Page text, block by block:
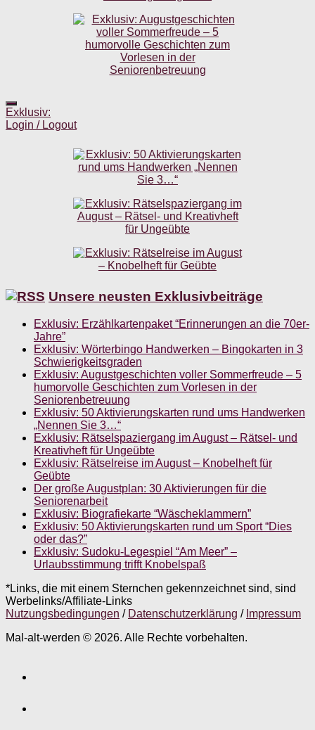
Exklusiv:
Login / Logout
Unsere neusten Exklusivbeiträge
Exklusiv: Erzählkartenpaket “Erinnerungen an die 70er-
Jahre”
Exklusiv: Wörterbingo Handwerken – Bingokarten in 3
Schwierigkeitsgraden
Exklusiv: Augustgeschichten voller Sommerfreude – 5
humorvolle Geschichten zum Vorlesen in der
Seniorenbetreuung
Exklusiv: 50 Aktivierungskarten rund ums Handwerken
„Nennen Sie 3…“
Exklusiv: Rätselspaziergang im August – Rätsel- und
Kreativheft für Ungeübte
Exklusiv: Rätselreise im August – Knobelheft für
Geübte
Der große Augustplan: 30 Aktivierungen für die
Seniorenarbeit
Exklusiv: Biografiekarte “Wäscheklammern”
Exklusiv: 50 Aktivierungskarten rund um Sport “Dies
oder das?”
Exklusiv: Sudoku-Legespiel “Am Meer” –
Urlaubsstimmung trifft Knobelspaß
*Links, die mit einem Sternchen gekennzeichnet sind, sind
Werbelinks/Affiliate-Links
Nutzungsbedingungen / Datenschutzerklärung / Impressum
Mal-alt-werden © 2026. Alle Rechte vorbehalten.